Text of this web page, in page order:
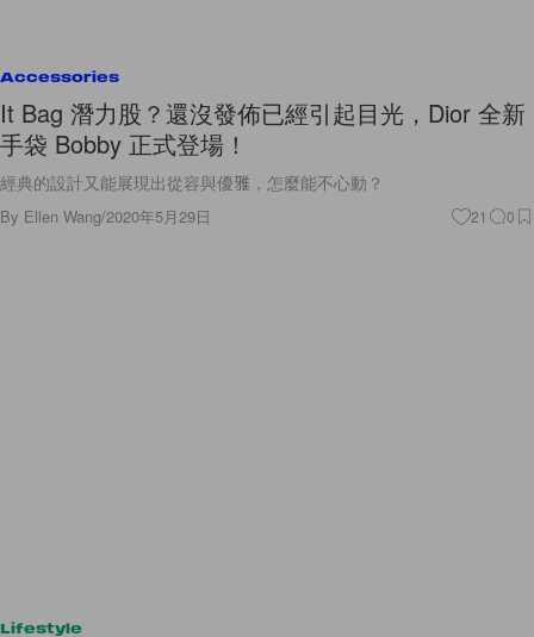
Accessories
It Bag 潛力股？還沒發佈已經引起目光，Dior 全新
手袋 Bobby 正式登場！
經典的設計又能展現出從容與優雅，怎麼能不心動？
By Ellen Wang/2020年5月29日 21 0
Lifestyle